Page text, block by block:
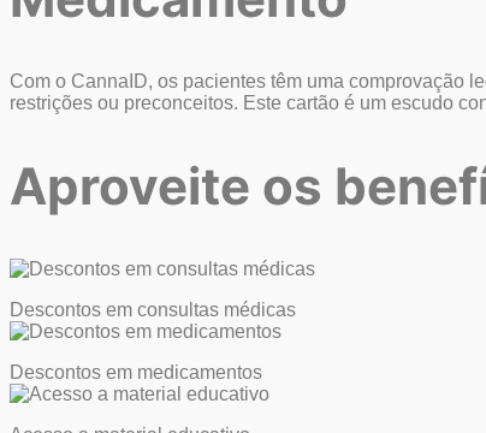
Com o CannaID, os pacientes têm uma comprovação
restrições ou preconceitos. Este cartão é um escudo
Aproveite os
Descontos em consultas médicas
Descontos em medicamentos